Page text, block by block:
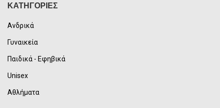
ΚΑΤΗΓΟΡΙΕΣ
Ανδρικά
Γυναικεία
Παιδικά - Εφηβικά
Unisex
Αθλήματα